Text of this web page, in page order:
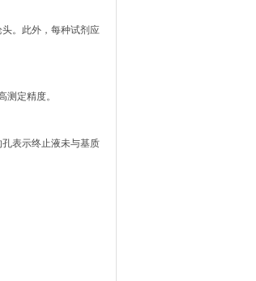
。此外，每种试剂应
定精度。
表示终止液未与基质